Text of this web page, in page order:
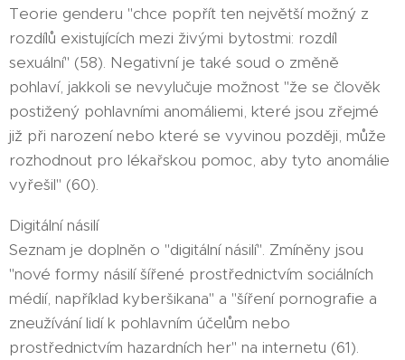
Teorie genderu "chce popřít ten největší možný z
rozdílů existujících mezi živými bytostmi: rozdíl
sexuální" (58). Negativní je také soud o změně
pohlaví, jakkoli se nevylučuje možnost "že se člověk
postižený pohlavními anomáliemi, které jsou zřejmé
již při narození nebo které se vyvinou později, může
rozhodnout pro lékařskou pomoc, aby tyto anomálie
vyřešil" (60).
Digitální násilí
Seznam je doplněn o "digitální násilí". Zmíněny jsou
"nové formy násilí šířené prostřednictvím sociálních
médií, například kyberšikana" a "šíření pornografie a
zneužívání lidí k pohlavním účelům nebo
prostřednictvím hazardních her" na internetu (61).